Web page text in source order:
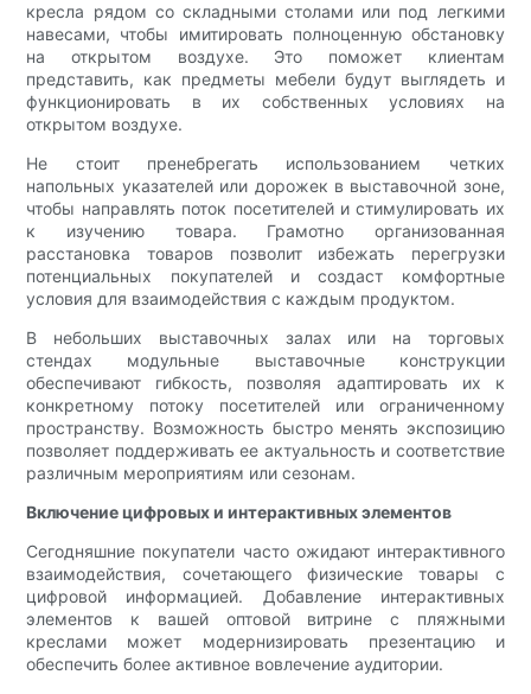
кресла рядом со складными столами или под легкими
навесами, чтобы имитировать полноценную обстановку
на открытом воздухе. Это поможет клиентам
представить, как предметы мебели будут выглядеть и
функционировать в их собственных условиях на
открытом воздухе.
Не стоит пренебрегать использованием четких
напольных указателей или дорожек в выставочной зоне,
чтобы направлять поток посетителей и стимулировать их
к изучению товара. Грамотно организованная
расстановка товаров позволит избежать перегрузки
потенциальных покупателей и создаст комфортные
условия для взаимодействия с каждым продуктом.
В небольших выставочных залах или на торговых
стендах модульные выставочные конструкции
обеспечивают гибкость, позволяя адаптировать их к
конкретному потоку посетителей или ограниченному
пространству. Возможность быстро менять экспозицию
позволяет поддерживать ее актуальность и соответствие
различным мероприятиям или сезонам.
Включение цифровых и интерактивных элементов
Сегодняшние покупатели часто ожидают интерактивного
взаимодействия, сочетающего физические товары с
цифровой информацией. Добавление интерактивных
элементов к вашей оптовой витрине с пляжными
креслами может модернизировать презентацию и
обеспечить более активное вовлечение аудитории.